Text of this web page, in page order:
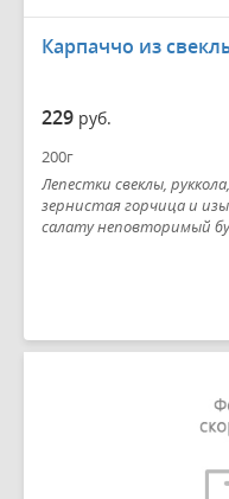
Карпаччо из
229 руб.
200г
Лепестки свеклы,
зернистая горчица и
салату неповторимый